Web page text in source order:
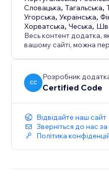
Словацька,Тагальська,
Угорська,Українська,
Хорватська,Чеська,
Весь контент додатка,
вашому сайті, можна
CC
Розробник
Certified Code
Відвідайте наш сайт
Зверніться до нас
Політика